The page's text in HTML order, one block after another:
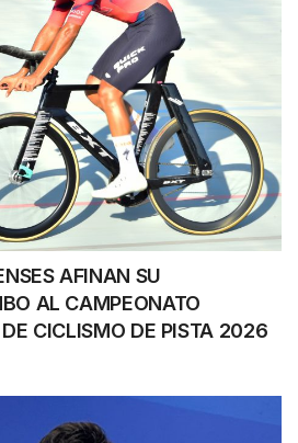
AFINAN SU
AL CAMPEONATO
CICLISMO DE PISTA 2026